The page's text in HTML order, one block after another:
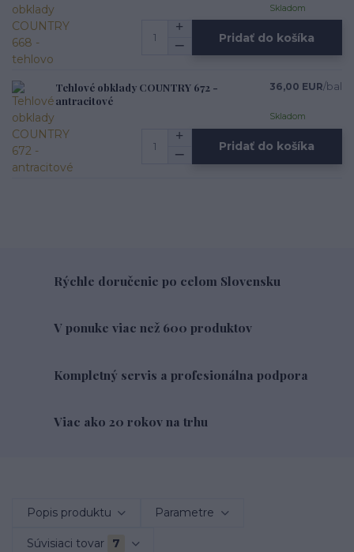
Skladom
Pridať do košíka
Tehlové obklady COUNTRY 672 -
antracitové
36,00 EUR/bal
Skladom
Pridať do košíka
Rýchle doručenie po celom Slovensku
V ponuke viac než 600 produktov
Kompletný servis a profesionálna podpora
Viac ako 20 rokov na trhu
Popis produktu Parametre
Súvisiaci tovar 7